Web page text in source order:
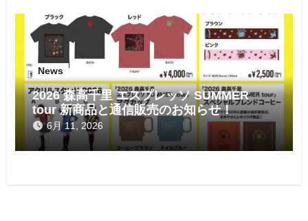
News
2026 森高千里 エスプレッソ SUMMER
tour 新商品と通信販売のお知らせ！
6月 11, 2026